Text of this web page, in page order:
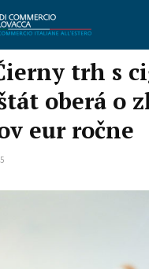
trh s
oberá o
eur ročne